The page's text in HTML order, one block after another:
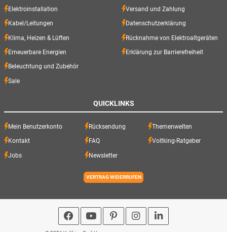
Elektroinstallation
Kabel/Leitungen
Klima, Heizen & Lüften
Erneuerbare Energien
Beleuchtung und Zubehör
Sale
Versand und Zahlung
Datenschutzerklärung
Rücknahme von Elektroaltgeräten
Erklärung zur Barrierefreiheit
QUICKLINKS
Mein Benutzerkonto Rücksendung Themenwelten
Kontakt FAQ Voltking-Ratgeber
Jobs Newsletter
VERTRAG WIDERRUFEN